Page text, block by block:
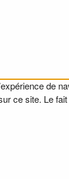
de
ce site. Le